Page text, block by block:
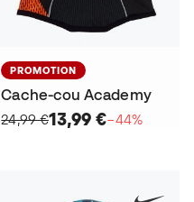
PROMOTION
Cache-cou Academy
24,99 €13,99 €−44%